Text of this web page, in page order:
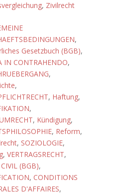
, Zivilrecht
,
Gesetzbuch (BGB),
IN CONTRAHENDO,
,
,
, Haftung,
,
, Kündigung,
, Reform,
, SOZIOLOGIE,
, VERTRAGSRECHT,
(BGB),
, CONDITIONS
D'AFFAIRES,